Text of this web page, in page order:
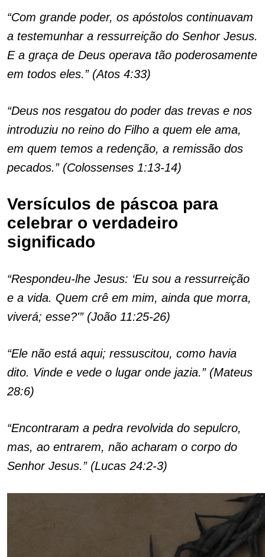
“Com grande poder, os apóstolos continuavam
a testemunhar a ressurreição do Senhor Jesus.
E a graça de Deus operava tão poderosamente
em todos eles.” (Atos 4:33)
“Deus nos resgatou do poder das trevas e nos
introduziu no reino do Filho a quem ele ama,
em quem temos a redenção, a remissão dos
pecados.” (Colossenses 1:13-14)
Versículos de páscoa para
celebrar o verdadeiro
significado
“Respondeu-lhe Jesus: ‘Eu sou a ressurreição
e a vida. Quem crê em mim, ainda que morra,
viverá; esse?'” (João 11:25-26)
“Ele não está aqui; ressuscitou, como havia
dito. Vinde e vede o lugar onde jazia.” (Mateus
28:6)
“Encontraram a pedra revolvida do sepulcro,
mas, ao entrarem, não acharam o corpo do
Senhor Jesus.” (Lucas 24:2-3)